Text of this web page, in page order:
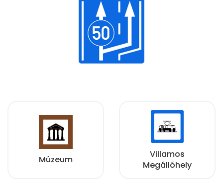
Múzeum
Villamos
Megállóhely